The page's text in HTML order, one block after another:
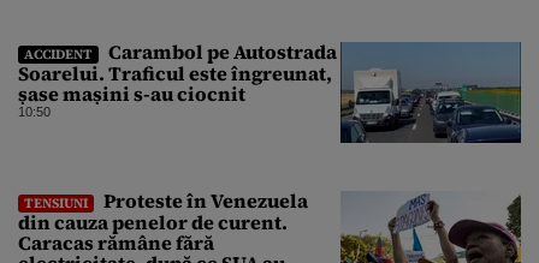
ACCIDENT
Carambol pe Autostrada
Soarelui. Traficul este îngreunat,
șase mașini s-au ciocnit
10:50
TENSIUNI
Proteste în Venezuela
din cauza penelor de curent.
Caracas rămâne fără